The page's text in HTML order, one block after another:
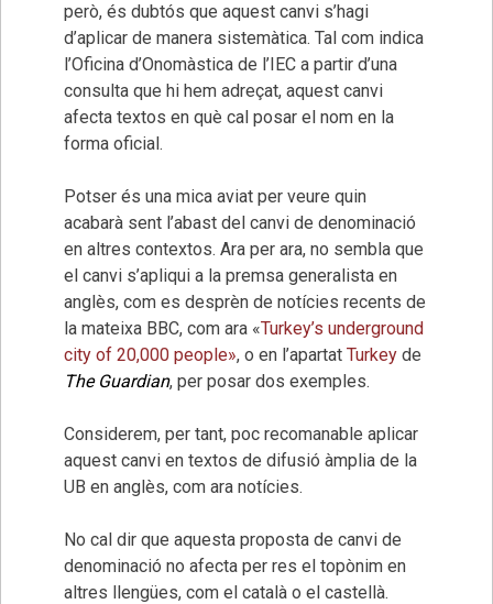
però, és dubtós que aquest canvi s’hagi
d’aplicar de manera sistemàtica. Tal com indica
l’Oficina d’Onomàstica de l’IEC a partir d’una
consulta que hi hem adreçat, aquest canvi
afecta textos en què cal posar el nom en la
forma oficial.
Potser és una mica aviat per veure quin
acabarà sent l’abast del canvi de denominació
en altres contextos. Ara per ara, no sembla que
el canvi s’apliqui a la premsa generalista en
anglès, com es desprèn de notícies recents de
la mateixa BBC, com ara «Turkey’s underground
city of 20,000 people», o en l’apartatTurkey de
The Guardian, per posar dos exemples.
Considerem, per tant, poc recomanable aplicar
aquest canvi en textos de difusió àmplia de la
UB en anglès, com ara notícies.
No cal dir que aquesta proposta de canvi de
denominació no afecta per res el topònim en
altres llengües, com el català o el castellà.